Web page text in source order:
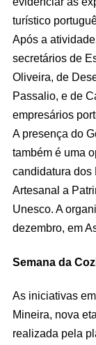
turístico
Após a
secretários de
Oliveira, de
Passalio, e de
empresários
A presença do
também é uma
candidatura dos
Artesanal a
Unesco. A
dezembro, em
Semana da
As iniciativas
Mineira, nova
realizada pela